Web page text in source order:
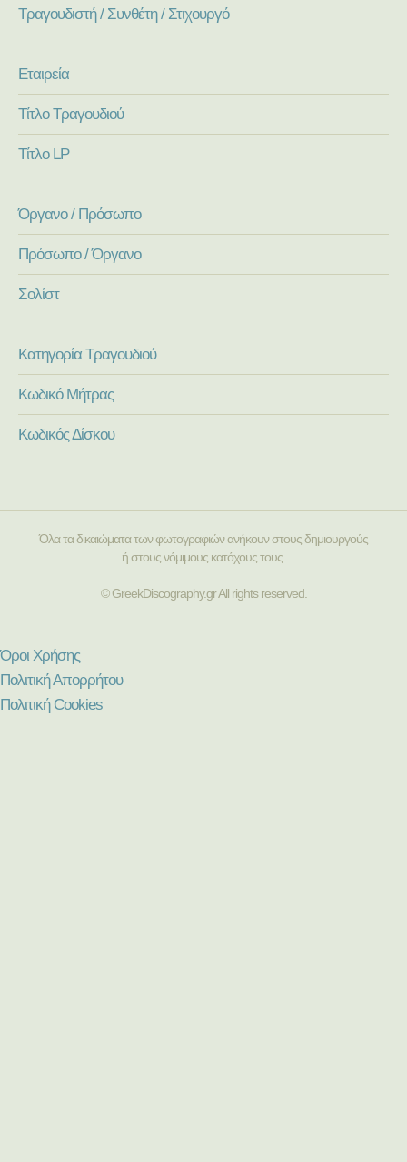
Τραγουδιστή / Συνθέτη / Στιχουργό
Εταιρεία
Τίτλο Τραγουδιού
Τίτλο LP
Όργανο / Πρόσωπο
Πρόσωπο / Όργανο
Σολίστ
Κατηγορία Τραγουδιού
Κωδικό Μήτρας
Κωδικός Δίσκου
Όλα τα δικαιώματα των φωτογραφιών ανήκουν στους δημιουργούς
ή στους νόμιμους κατόχους τους.
© GreekDiscography.gr All rights reserved.
Όροι Χρήσης
Πολιτική Απορρήτου
Πολιτική Cookies